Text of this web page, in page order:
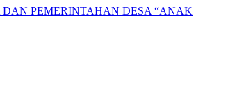
PEMERINTAHAN DESA “ANAK